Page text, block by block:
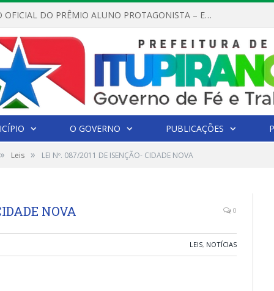
REGULAMENTO OFICIAL DO PRÊMIO ALUNO PROTAGONISTA – EDIÇÃO 2026
O GOVERNO PUBLICAÇÕES
» Leis » LEI Nº. 087/2011 DE ISENÇÃO- CIDADE NOVA
NOVA 0
LEIS, NOTÍCIAS